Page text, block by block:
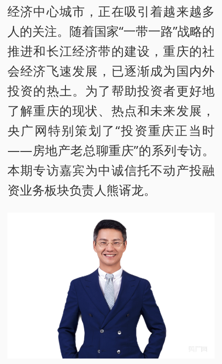
经济中心城市，正在吸引着越来越多
人的关注。随着国家“一带一路”战略的
推进和长江经济带的建设，重庆的社
会经济飞速发展，已逐渐成为国内外
投资的热土。为了帮助投资者更好地
了解重庆的现状、热点和未来发展，
央广网特别策划了“投资重庆正当时
——房地产老总聊重庆”的系列专访。
本期专访嘉宾为中诚信托不动产投融
资业务板块负责人熊谞龙。